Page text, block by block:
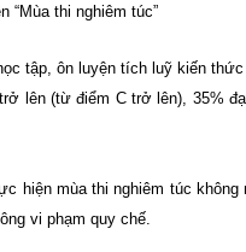
thi nghiêm túc”
tập, ôn luyện tích luỹ kiến
lên (từ điểm C trở lên), 35%
hiện mùa thi nghiêm túc
vi phạm quy chế.